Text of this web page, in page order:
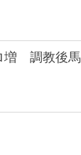
増 調教後